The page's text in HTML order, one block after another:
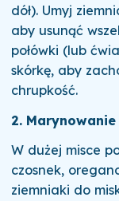
dół). Umyj
aby usunąć
połówki (lub
skórkę, aby
chrupkość.
2. Marynowanie
W dużej misce
czosnek,
ziemniaki do